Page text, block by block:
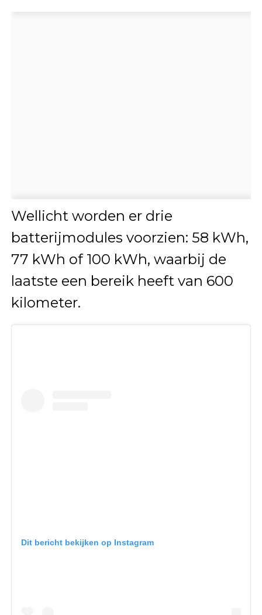
Wellicht worden er drie
batterijmodules voorzien: 58 kWh,
77 kWh of 100 kWh, waarbij de
laatste een bereik heeft van 600
kilometer.
Dit bericht bekijken op Instagram